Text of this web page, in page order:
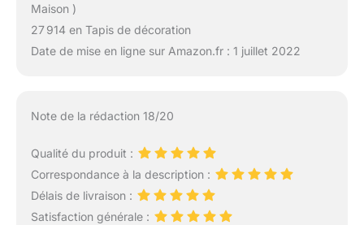
Maison )
27 914 en Tapis de décoration
Date de mise en ligne sur Amazon.fr : 1 juillet 2022
Note de la rédaction 18/20
Qualité du produit :
Correspondance à la description :
Délais de livraison :
Satisfaction générale :